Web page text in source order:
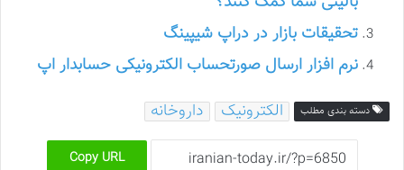
تحقیقات بازار در دراپ شیپینگ
نرم افزار ارسال صورتحساب الکترونیکی حسابدار اپ
دسته بندی مطلب الکترونیک داروخانه
Copy URL